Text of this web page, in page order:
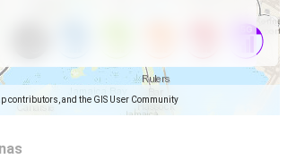
contributors, and the GIS User Community